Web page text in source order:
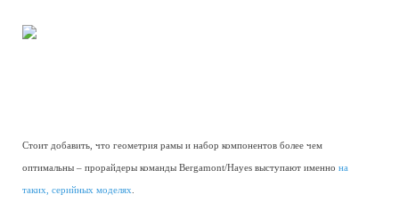
Стоит добавить, что геометрия рамы и набор компонентов более чем
оптимальны – прорайдеры команды Bergamont/Hayes выступают именно на
таких, серийных моделях